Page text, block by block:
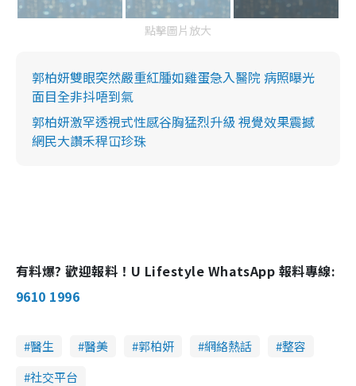
點擊圖片放大
郭柏妍雙眼突然嚴重紅腫如雞蛋急入醫院 病照曝光
面目全非抖唔到氣
郭柏妍激罕透視式性感谷胸猛烈升級 視覺效果震撼
網民大讚禾稈冚珍珠
有料爆? 歡迎報料！U Lifestyle WhatsApp 報料專線:
9610 1996
醫生 醫美 郭柏妍 網絡熱話
整容
社交平台